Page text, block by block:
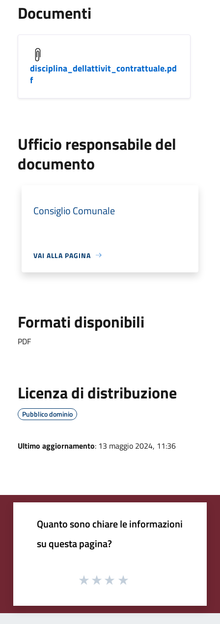
Documenti
disciplina_dellattivit_contrattuale.pd
f
Ufficio responsabile del
documento
Consiglio Comunale
VAI ALLA PAGINA
Formati disponibili
PDF
Licenza di distribuzione
Pubblico dominio
Ultimo aggiornamento: 13 maggio 2024, 11:36
Quanto sono chiare le informazioni
su questa pagina?